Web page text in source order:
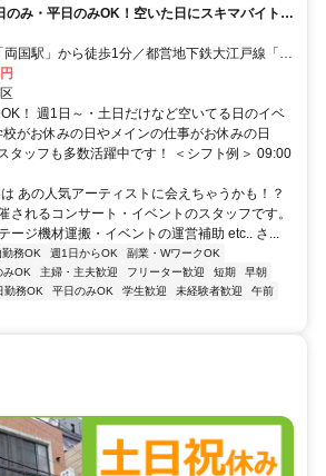
のみ・平日のみOK！空いた日にスキマバイト！
ネイルOK
国駅」から徒歩1分／都営地下鉄大江戸線「両
！ 週1日～・土日だけなど空いてる日のイベ
がお休みの日やメインの仕事がお休みの日
タッフも多数活躍中です！ ＜シフト例＞ 09:00
あの人気アーティストに会えちゃうかも！？
されるコンサート・イベントのスタッフです。
ージ機材運搬・イベントの運営補助 etc.. さ...
務OK 週1日からOK
副業・WワークOK
みOK 主婦・主夫歓迎 フリーター歓迎 短期
早朝
勤務OK 平日のみOK 学生歓迎 未経験者歓迎
午前